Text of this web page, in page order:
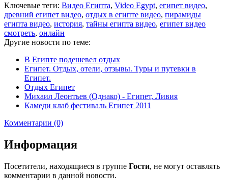
Ключевые теги: Видео Египта, Video Egypt, египет видео,
древний египет видео, отдых в египте видео, пирамиды
египта видео, история, тайны египта видео, египет видео
смотреть, онлайн
Другие новости по теме:
В Египте подешевел отдых
Египет. Отдых, отели, отзывы. Туры и путевки в
Египет.
Отдых Египет
Михаил Леонтьев (Однако) - Египет, Ливия
Камеди клаб фестиваль Египет 2011
Комментарии (0)
Информация
Посетители, находящиеся в группе Гости, не могут оставлять
комментарии в данной новости.